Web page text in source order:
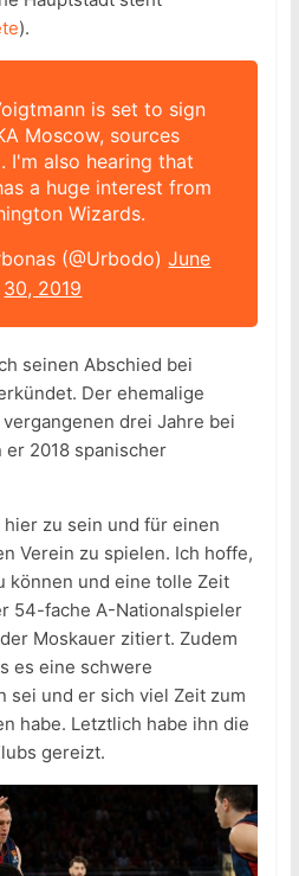
).
is set to sign
Moscow, sources
I'm also hearing that
a huge interest from
Wizards.
(@Urbodo)June
30, 2019
seinen Abschied bei
Der ehemalige
drei Jahre bei
er 2018 spanischer
zu sein und für einen
Verein zu spielen. Ich hoffe,
können und eine tolle Zeit
54-fache A-Nationalspieler
Moskauer zitiert. Zudem
es eine schwere
sei und er sich viel Zeit zum
habe. Letztlich habe ihn die
gereizt.